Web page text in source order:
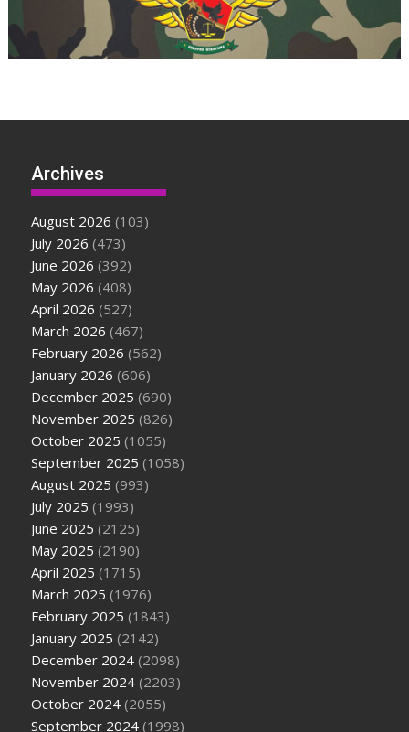
Archives
August 2026 (103)
July 2026 (473)
June 2026 (392)
May 2026 (408)
April 2026 (527)
March 2026 (467)
February 2026 (562)
January 2026 (606)
December 2025 (690)
November 2025 (826)
October 2025 (1055)
September 2025 (1058)
August 2025 (993)
July 2025 (1993)
June 2025 (2125)
May 2025 (2190)
April 2025 (1715)
March 2025 (1976)
February 2025 (1843)
January 2025 (2142)
December 2024 (2098)
November 2024 (2203)
October 2024 (2055)
September 2024 (1998)